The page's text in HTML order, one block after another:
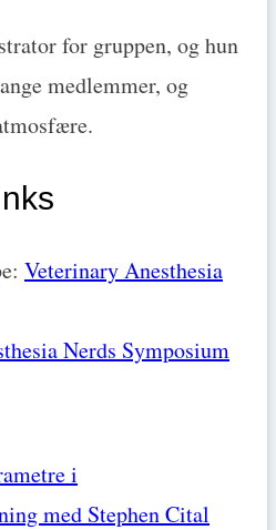
for gruppen, og hun
medlemmer, og
Veterinary Anesthesia
Nerds Symposium
i
med Stephen Cital